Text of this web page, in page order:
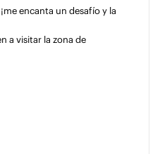
encanta un desafío y la
a visitar la zona de